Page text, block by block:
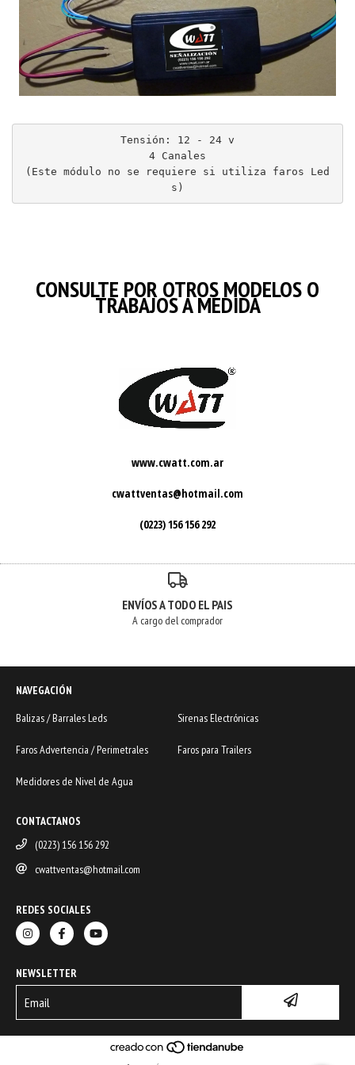
Tensión: 12 - 24 v
4 Canales
(Este módulo no se requiere si utiliza faros Led
s)
CONSULTE POR OTROS MODELOS O
TRABAJOS A MEDIDA
www.cwatt.com.ar
cwattventas@hotmail.com
(0223) 156 156 292
ENVÍOS A TODO EL PAIS
A cargo del comprador
NAVEGACIÓN
Balizas / Barrales Leds
Sirenas Electrónicas
Faros Advertencia / Perimetrales Faros para Trailers
Medidores de Nivel de Agua
CONTACTANOS
(0223) 156 156 292
cwattventas@hotmail.com
REDES SOCIALES
NEWSLETTER